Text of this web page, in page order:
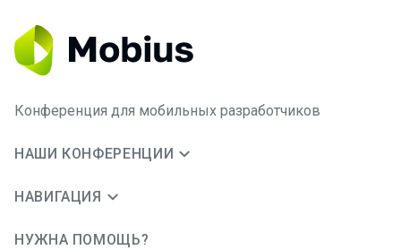
Конференция для мобильных разработчиков
НАШИ КОНФЕРЕНЦИИ
НАВИГАЦИЯ
НУЖНА ПОМОЩЬ?